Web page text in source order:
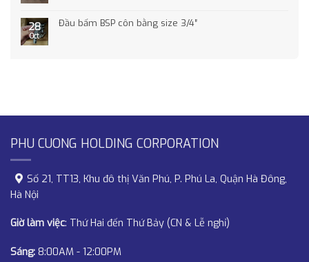
28
Oct
Đầu bấm BSP côn bằng size 3/4″
PHU CUONG HOLDING CORPORATION
Số 21, TT13, Khu đô thị Văn Phú, P. Phú La, Quận Hà Đông,
Hà Nội
Giờ làm việc: Thứ Hai đến Thứ Bảy (CN & Lễ nghỉ)
Sáng: 8:00AM - 12:00PM